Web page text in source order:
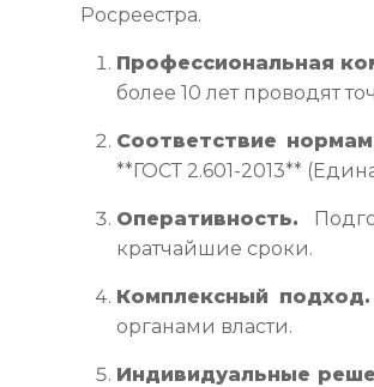
Росреестра.
Профессиональная
более 10 лет проводят
Соответствие
**ГОСТ 2.601-2013**
Оперативность.
кратчайшие сроки.
Комплексный подход.
органами власти.
Индивидуальные